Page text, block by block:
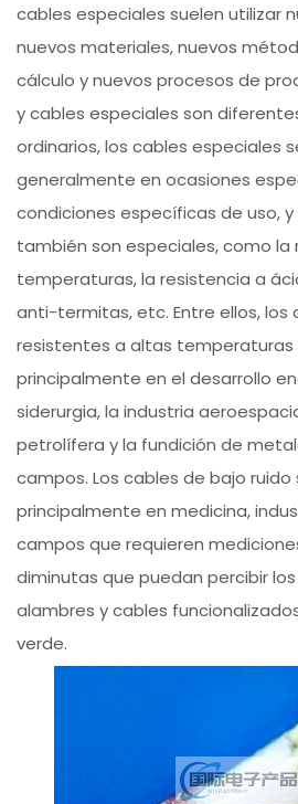
cables especiales suelen utilizar
nuevos materiales, nuevos
cálculo y nuevos procesos de
y cables especiales son
ordinarios, los cables especiales
generalmente en ocasiones
condiciones específicas de uso, y
también son especiales, como la
temperaturas, la resistencia a
anti-termitas, etc. Entre ellos, los
resistentes a altas temperaturas
principalmente en el desarrollo
siderurgia, la industria
petrolífera y la fundición de
campos. Los cables de bajo ruido
principalmente en medicina,
campos que requieren
diminutas que puedan percibir
alambres y cables
verde.